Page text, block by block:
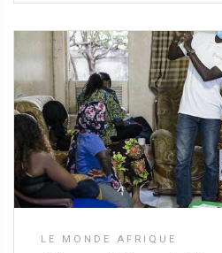
LE MONDE AFRIQUE